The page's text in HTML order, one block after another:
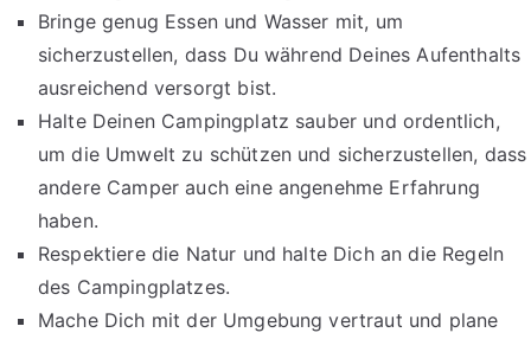
Bringe genug Essen und Wasser mit, um
sicherzustellen, dass Du während Deines Aufenthalts
ausreichend versorgt bist.
Halte Deinen Campingplatz sauber und ordentlich,
um die Umwelt zu schützen und sicherzustellen, dass
andere Camper auch eine angenehme Erfahrung
haben.
Respektiere die Natur und halte Dich an die Regeln
des Campingplatzes.
Mache Dich mit der Umgebung vertraut und plane